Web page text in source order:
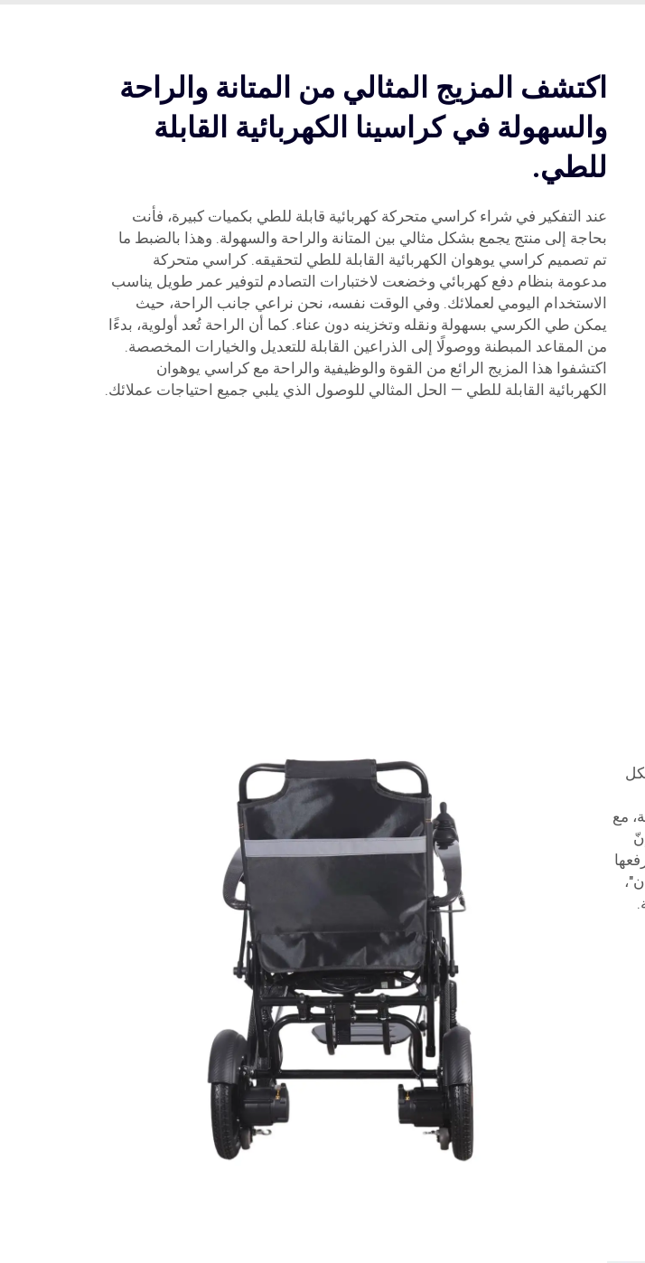
اكتشف المزيج المثالي من المتانة والراحة
والسهولة في كراسينا الكهربائية القابلة
للطي.
عند التفكير في شراء كراسي متحركة كهربائية قابلة للطي بكميات كبيرة، فأنت
بحاجة إلى منتج يجمع بشكل مثالي بين المتانة والراحة والسهولة. وهذا بالضبط ما
تم تصميم كراسي يوهوان الكهربائية القابلة للطي لتحقيقه. كراسي متحركة
مدعومة بنظام دفع كهربائي وخضعت لاختبارات التصادم لتوفير عمر طويل يناسب
الاستخدام اليومي لعملائك. وفي الوقت نفسه، نحن نراعي جانب الراحة، حيث
يمكن طي الكرسي بسهولة ونقله وتخزينه دون عناء. كما أن الراحة تُعد أولوية، بدءًا
من المقاعد المبطنة ووصولًا إلى الذراعين القابلة للتعديل والخيارات المخصصة.
اكتشفوا هذا المزيج الرائع من القوة والوظيفية والراحة مع كراسي يوهوان
الكهربائية القابلة للطي — الحل المثالي للوصول الذي يلبي جميع احتياجات عملائك.
مع